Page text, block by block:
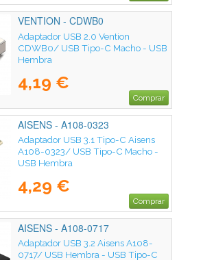
VENTION - CDWB0
Adaptador USB 2.0 Vention
CDWB0/ USB Tipo-C Macho - USB
Hembra
4,19 €
Comprar
AISENS - A108-0323
Adaptador USB 3.1 Tipo-C Aisens
A108-0323/ USB Tipo-C Macho -
USB Hembra
4,29 €
Comprar
AISENS - A108-0717
Adaptador USB 3.2 Aisens A108-
0717/ USB Hembra - USB Tipo-C